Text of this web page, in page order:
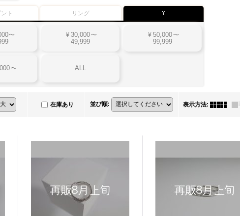
ト リング ¥
〜 ¥ 30,000 〜
49,999
¥ 50,000 〜
99,999
〜 ALL
在庫あり 並び順: 表示方法: